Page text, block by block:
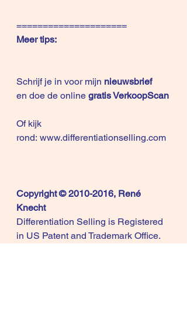
=====================
Meer tips:
Schrijf je in voor mijn nieuwsbrief
en doe de online gratis VerkoopScan
Of kijk
rond: www.differentiationselling.com
Copyright © 2010-2016, René
Knecht
Differentiation Selling is Registered
in US Patent and Trademark Office.